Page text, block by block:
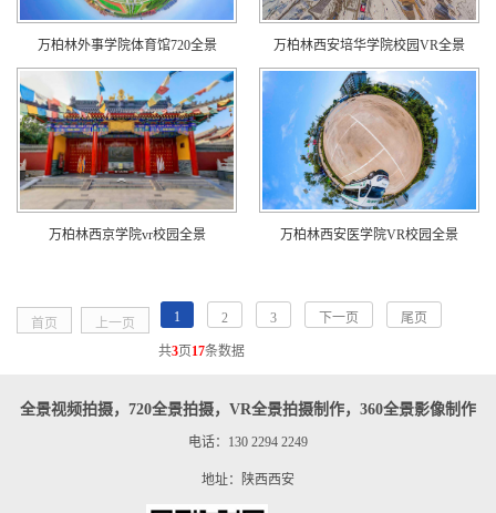
万柏林外事学院体育馆720全景 万柏林西安培华学院校园VR全景
万柏林西京学院vr校园全景 万柏林西安医学院VR校园全景
首页 上一页 1 2 3 下一页 尾页
共3页17条数据
全景视频拍摄，720全景拍摄，VR全景拍摄制作，360全景影像制作
电话：130 2294 2249
地址：陕西西安